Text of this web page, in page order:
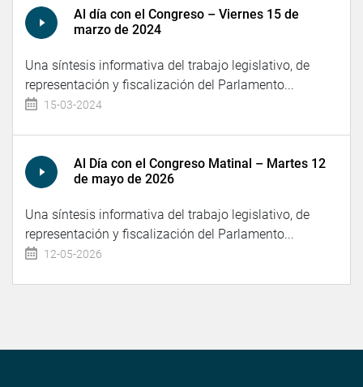
Al día con el Congreso – Viernes 15 de
marzo de 2024
Una síntesis informativa del trabajo legislativo, de
representación y fiscalización del Parlamento...
15-03-2024
Al Día con el Congreso Matinal – Martes 12
de mayo de 2026
Una síntesis informativa del trabajo legislativo, de
representación y fiscalización del Parlamento...
12-05-2026